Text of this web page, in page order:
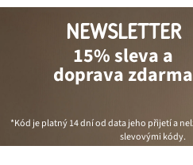
NEWSLETTER
15% sleva a
doprava zdarma
*Kód je platný 14 dní od data jeho přijetí a
slevovými kódy.